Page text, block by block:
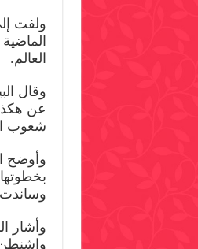
ولفت
العالم.
وقال
عن
شعوب
وأوضح
وساندت
وأشار
واشنطن